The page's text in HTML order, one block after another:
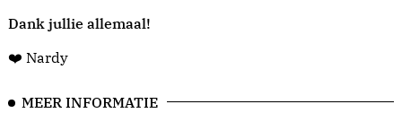
Dank jullie allemaal!
❤️ Nardy
MEER INFORMATIE